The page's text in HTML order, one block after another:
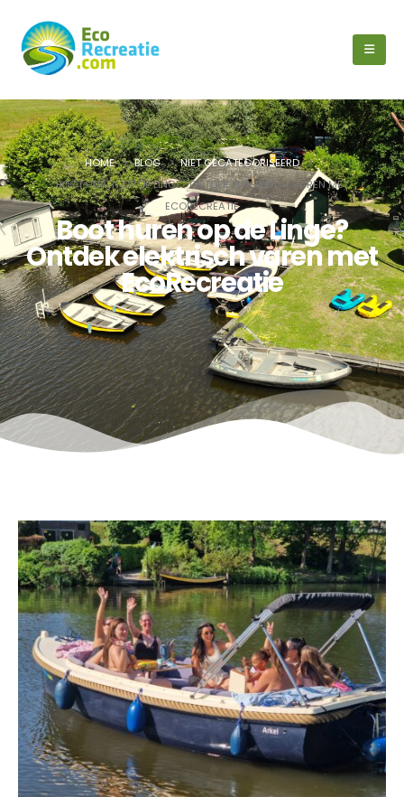
HOME BLOG
NIET GECATEGORISEERD
BOOT HUREN OP DE LINGE? ONTDEK ELEKTRISCH VAREN MET
ECORECREATIE
Boot huren op de Linge?
Ontdek elektrisch varen met
EcoRecreatie